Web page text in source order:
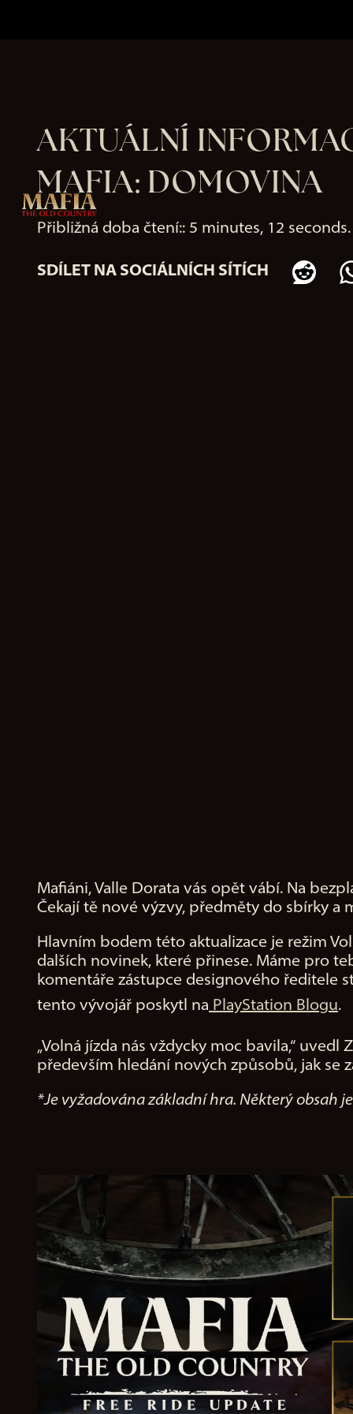
AKTUÁLNÍ
MAFIA: DOMOVINA
Přibližná doba čtení: 5 minutes, 12 seconds
SDÍLET NA SOCIÁLNÍCH SÍTÍCH
A
c
c
e
p
t
&
l
a
kin
g
pla
y,
yo
u
ee
to
Yo
Mafiáni, Valle Dorata vás opět vábí. Na
Čekají tě nové výzvy, předměty do sbírky a
Hlavním bodem této aktualizace je režim
dalších novinek, které přinese. Máme pro
komentáře zástupce designového ředitele
tento vývojář poskytl na PlayStation Blogu.
„Volná jízda nás vždycky moc bavila,“
především hledání nových způsobů, jak se
*Je vyžadována základní hra. Některý obsah